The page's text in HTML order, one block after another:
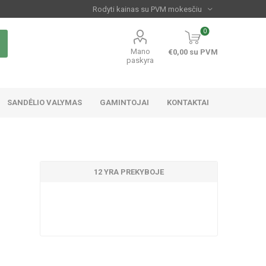
Mano
paskyra
0
€0,00 su PVM
SANDĖLIO VALYMAS GAMINTOJAI KONTAKTAI
12 YRA PREKYBOJE